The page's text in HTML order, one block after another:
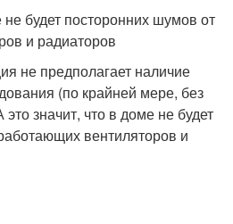
не будет посторонних шумов от
и радиаторов
не предполагает наличие
(по крайней мере, без
значит, что в доме не будет
вентиляторов и